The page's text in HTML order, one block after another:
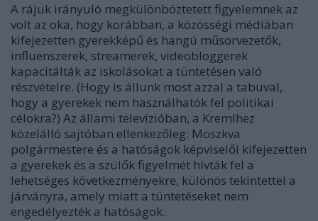
A rájuk irányuló megkülönböztetett figyelemnek az
volt az oka, hogy korábban, a közösségi médiában
kifejezetten gyerekképű és hangú műsorvezetők,
influenszerek, streamerek, videobloggerek
kapacitálták az iskolásokat a tüntetésen való
részvételre. (Hogy is állunk most azzal a tabuval,
hogy a gyerekek nem használhatók fel politikai
célokra?) Az állami televízióban, a Kremlhez
közelálló sajtóban ellenkezőleg: Moszkva
polgármestere és a hatóságok képviselői kifejezetten
a gyerekek és a szülők figyelmét hívták fel a
lehetséges következményekre, különös tekintettel a
járványra, amely miatt a tüntetéseket nem
engedélyezték a hatóságok.